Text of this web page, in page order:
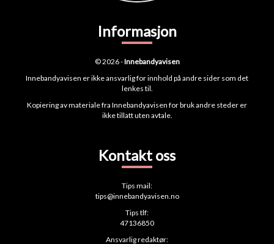
Informasjon
© 2026 -Innebandyavisen
Innebandyavisen er ikke ansvarlig for innhold på andre sider som det
lenkes til.
Kopiering av materiale fra Innebandyavisen for bruk andre steder er
ikke tillatt uten avtale.
Kontakt oss
Tips mail:
tips@innebandyavisen.no
Tips tlf:
47136850
Ansvarlig redaktør: